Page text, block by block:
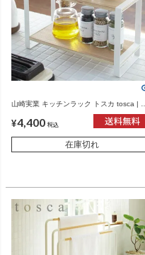
山崎実業 キッチンラック トスカ tosca | キ
¥4,400 税込
在庫切れ